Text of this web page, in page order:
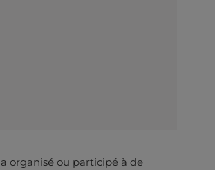
organisé ou participé à de